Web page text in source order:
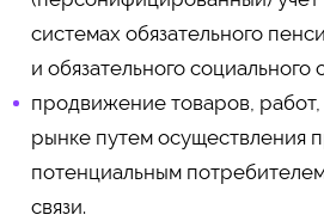
системах обязательного
и обязательного социального
продвижение товаров,
рынке путем осуществления
потенциальным
связи.